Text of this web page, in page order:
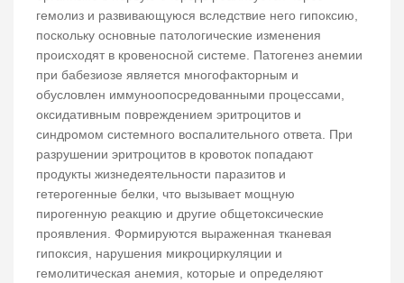
гемолиз и развивающуюся вследствие него гипоксию,
поскольку основные патологические изменения
происходят в кровеносной системе. Патогенез анемии
при бабезиозе является многофакторным и
обусловлен иммуноопосредованными процессами,
оксидативным повреждением эритроцитов и
синдромом системного воспалительного ответа. При
разрушении эритроцитов в кровоток попадают
продукты жизнедеятельности паразитов и
гетерогенные белки, что вызывает мощную
пирогенную реакцию и другие общетоксические
проявления. Формируются выраженная тканевая
гипоксия, нарушения микроциркуляции и
гемолитическая анемия, которые и определяют